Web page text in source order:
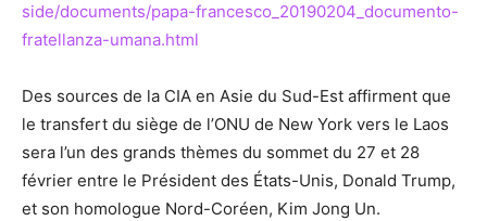
side/documents/papa-francesco_20190204_documento-
fratellanza-umana.html
Des sources de la CIA en Asie du Sud-Est affirment que
le transfert du siège de l’ONU de New York vers le Laos
sera l’un des grands thèmes du sommet du 27 et 28
février entre le Président des États-Unis, Donald Trump,
et son homologue Nord-Coréen, Kim Jong Un.